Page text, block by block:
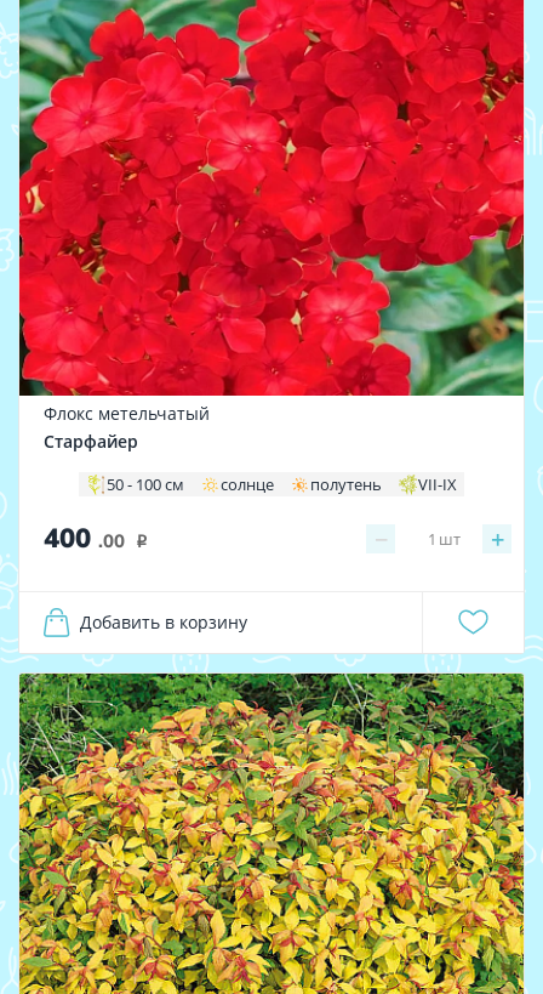
Флокс метельчатый
Старфайер
50 - 100 см солнце полутень VII-IX
400 .00 i − +
1 шт
Добавить в корзину